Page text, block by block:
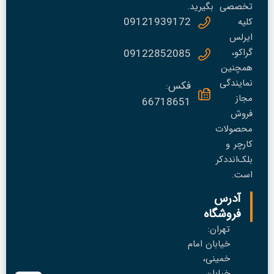
تخصصی
کلیه
ایرلس
گراکو،
همچنین
نمایندگی
مجاز
فروش
محصولات
کارچر و
بلک‌انددکر
است.
آدرس
فروشگاه
تهران:
خیابان امام
خمینی،
بگیرید.
09121939172
09122852085
فکس:
66718651